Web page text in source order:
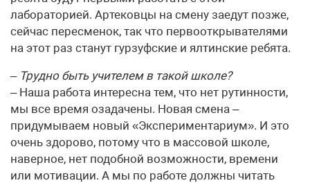
лабораторией. Артековцы на смену заедут позже,
сейчас пересменок, так что первооткрывателями
на этот раз станут гурзуфские и ялтинские ребята.
– Трудно быть учителем в такой школе?
– Наша работа интересна тем, что нет рутинности,
мы все время озадачены. Новая смена –
придумываем новый «Экспериментариум». И это
очень здорово, потому что в массовой школе,
наверное, нет подобной возможности, времени
или мотивации. А мы по работе должны читать